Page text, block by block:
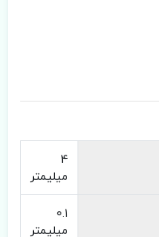
4
میلیمتر
0.1
میلیمتر